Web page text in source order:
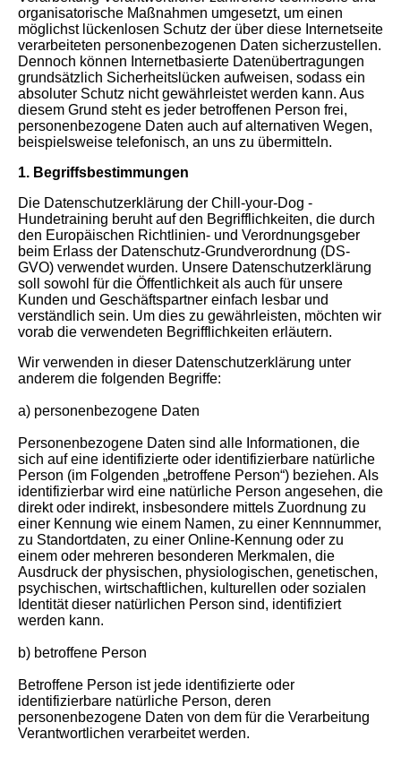
organisatorische Maßnahmen umgesetzt, um einen
möglichst lückenlosen Schutz der über diese Internetseite
verarbeiteten personenbezogenen Daten sicherzustellen.
Dennoch können Internetbasierte Datenübertragungen
grundsätzlich Sicherheitslücken aufweisen, sodass ein
absoluter Schutz nicht gewährleistet werden kann. Aus
diesem Grund steht es jeder betroffenen Person frei,
personenbezogene Daten auch auf alternativen Wegen,
beispielsweise telefonisch, an uns zu übermitteln.
1. Begriffsbestimmungen
Die Datenschutzerklärung der Chill-your-Dog -
Hundetraining beruht auf den Begrifflichkeiten, die durch
den Europäischen Richtlinien- und Verordnungsgeber
beim Erlass der Datenschutz-Grundverordnung (DS-
GVO) verwendet wurden. Unsere Datenschutzerklärung
soll sowohl für die Öffentlichkeit als auch für unsere
Kunden und Geschäftspartner einfach lesbar und
verständlich sein. Um dies zu gewährleisten, möchten wir
vorab die verwendeten Begrifflichkeiten erläutern.
Wir verwenden in dieser Datenschutzerklärung unter
anderem die folgenden Begriffe:
a) personenbezogene Daten
Personenbezogene Daten sind alle Informationen, die
sich auf eine identifizierte oder identifizierbare natürliche
Person (im Folgenden „betroffene Person“) beziehen. Als
identifizierbar wird eine natürliche Person angesehen, die
direkt oder indirekt, insbesondere mittels Zuordnung zu
einer Kennung wie einem Namen, zu einer Kennnummer,
zu Standortdaten, zu einer Online-Kennung oder zu
einem oder mehreren besonderen Merkmalen, die
Ausdruck der physischen, physiologischen, genetischen,
psychischen, wirtschaftlichen, kulturellen oder sozialen
Identität dieser natürlichen Person sind, identifiziert
werden kann.
b) betroffene Person
Betroffene Person ist jede identifizierte oder
identifizierbare natürliche Person, deren
personenbezogene Daten von dem für die Verarbeitung
Verantwortlichen verarbeitet werden.